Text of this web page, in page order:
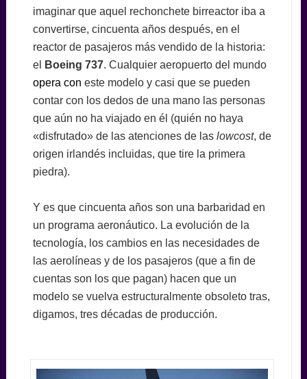
imaginar que aquel rechonchete birreactor iba a
convertirse, cincuenta años después, en el
reactor de pasajeros más vendido de la historia:
el
Boeing 737. Cualquier aeropuerto del mundo
opera con este modelo y casi que se pueden
contar con los dedos de una mano las personas
que aún no ha viajado en él (quién no haya
«disfrutado» de las atenciones de las lowcost, de
origen irlandés incluidas, que tire la primera
piedra).
Y es que cincuenta años son una barbaridad en
un programa aeronáutico. La evolución de la
tecnología, los cambios en las necesidades de
las aerolíneas y de los pasajeros (que a fin de
cuentas son los que pagan) hacen que un
modelo se vuelva estructuralmente obsoleto tras,
digamos, tres décadas de producción.